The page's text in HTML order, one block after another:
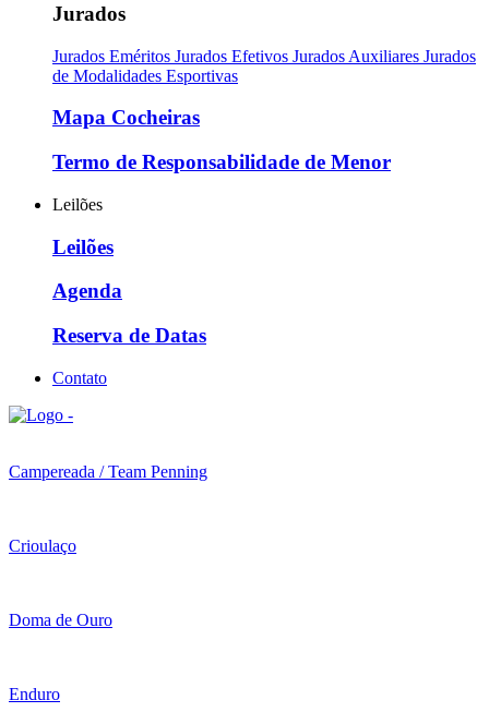
Jurados
Jurados Eméritos Jurados Efetivos Jurados Auxiliares Jurados
de Modalidades Esportivas
Mapa Cocheiras
Termo de Responsabilidade de Menor
Leilões
Leilões
Agenda
Reserva de Datas
Contato
Campereada / Team Penning
Crioulaço
Doma de Ouro
Enduro